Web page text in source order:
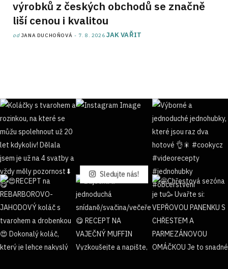
výrobků z českých obchodů se značně
liší cenou i kvalitou
od JANA DUCHOŇOVÁ 7. 8. 2026 JAK VAŘIT
Sledujte nás!